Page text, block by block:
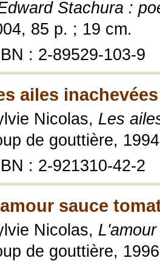
Stachura :
85 p. ; 19 cm.
: 2-89529-103-9
ailes
Nicolas, Les
de gouttière,
: 2-921310-42-2
sauce
Nicolas,
de gouttière,